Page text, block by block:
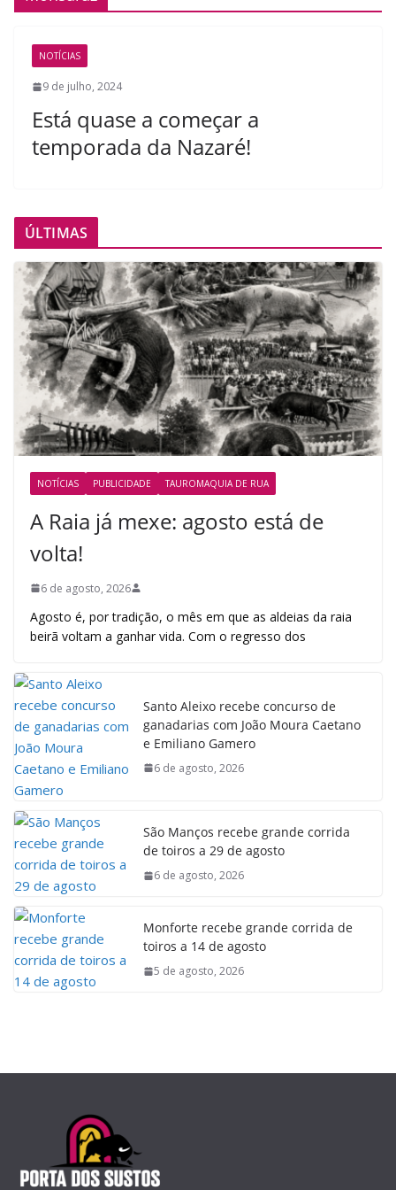
NOTÍCIAS
9 de julho, 2024
Está quase a começar a
temporada da Nazaré!
ÚLTIMAS
NOTÍCIAS PUBLICIDADE TAUROMAQUIA DE RUA
A Raia já mexe: agosto está de
volta!
6 de agosto, 2026
Agosto é, por tradição, o mês em que as aldeias da raia
beirã voltam a ganhar vida. Com o regresso dos
Santo Aleixo recebe concurso de
ganadarias com João Moura Caetano
e Emiliano Gamero
6 de agosto, 2026
São Manços recebe grande corrida
de toiros a 29 de agosto
6 de agosto, 2026
Monforte recebe grande corrida de
toiros a 14 de agosto
5 de agosto, 2026